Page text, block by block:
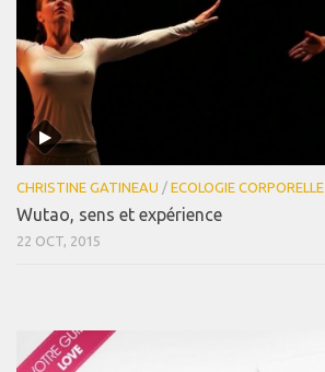
CHRISTINE GATINEAU / ECOLOGIE CORPORELLE
Wutao, sens et expérience
22 OCT, 2015